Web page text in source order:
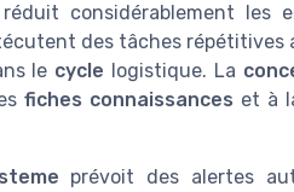
réduit considérablement les
des tâches répétitives
le cycle logistique. La
fiches connaissances et à
prévoit des alertes